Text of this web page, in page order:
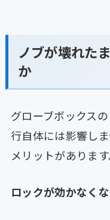
ノブが壊れた
か
グローブボックス
行自体には影響し
メリットがあります
ロックが効かなく